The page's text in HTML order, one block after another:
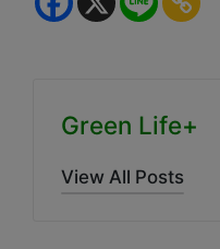
Green Life+
View All Posts